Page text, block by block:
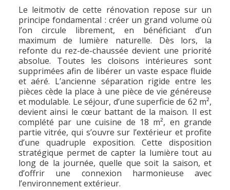
Le leitmotiv de cette rénovation repose sur un
principe fondamental : créer un grand volume où
l’on circule librement, en bénéficiant d’un
maximum de lumière naturelle. Dès lors, la
refonte du rez-de-chaussée devient une priorité
absolue. Toutes les cloisons intérieures sont
supprimées afin de libérer un vaste espace fluide
et aéré. L’ancienne séparation rigide entre les
pièces cède la place à une pièce de vie généreuse
et modulable. Le séjour, d’une superficie de 62 m²,
devient ainsi le cœur battant de la maison. Il est
complété par une cuisine de 18 m², en grande
partie vitrée, qui s’ouvre sur l’extérieur et profite
d’une quadruple exposition. Cette disposition
stratégique permet de capter la lumière tout au
long de la journée, quelle que soit la saison, et
d’offrir une connexion harmonieuse avec
l’environnement extérieur.